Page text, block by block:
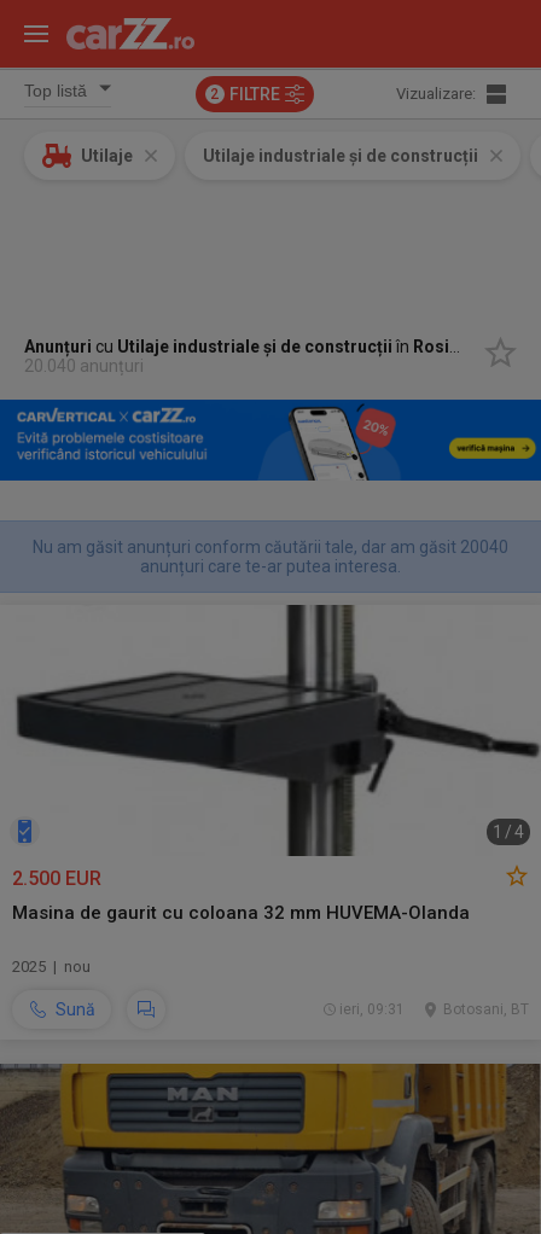
2 FILTRE Vizualizare:
Utilaje Utilaje industriale și de construcții
Anunțuri cu Utilaje industriale și de construcțiiîn Rosiori, Suceava
20.040 anunțuri
Nu am găsit anunțuri conform căutării tale, dar am găsit 20040
anunțuri care te-ar putea interesa.
1 /4
2.500 EUR
Masina de gaurit cu coloana 32 mm HUVEMA-Olanda
2025 | nou
Sună Botosani, BT
ieri, 09:31